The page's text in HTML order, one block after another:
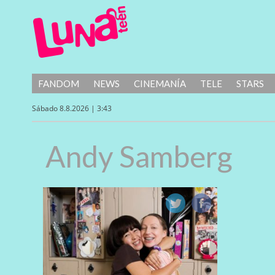
FANDOM NEWS CINEMANÍA TELE STARS
Sábado 8.8.2026 | 3:43
Andy Samberg